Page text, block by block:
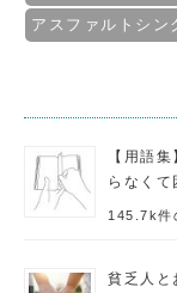
アスファルトシン
【用語
らなくて
145.7k件
貧乏人と